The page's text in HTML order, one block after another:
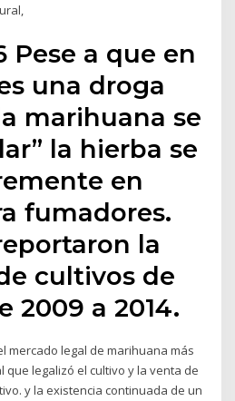
Pese a que en
una droga
marihuana se
la hierba se
en
fumadores.
la
cultivos de
2009 a 2014.
mercado legal de marihuana más
que legalizó el cultivo y la venta de
y la existencia continuada de un